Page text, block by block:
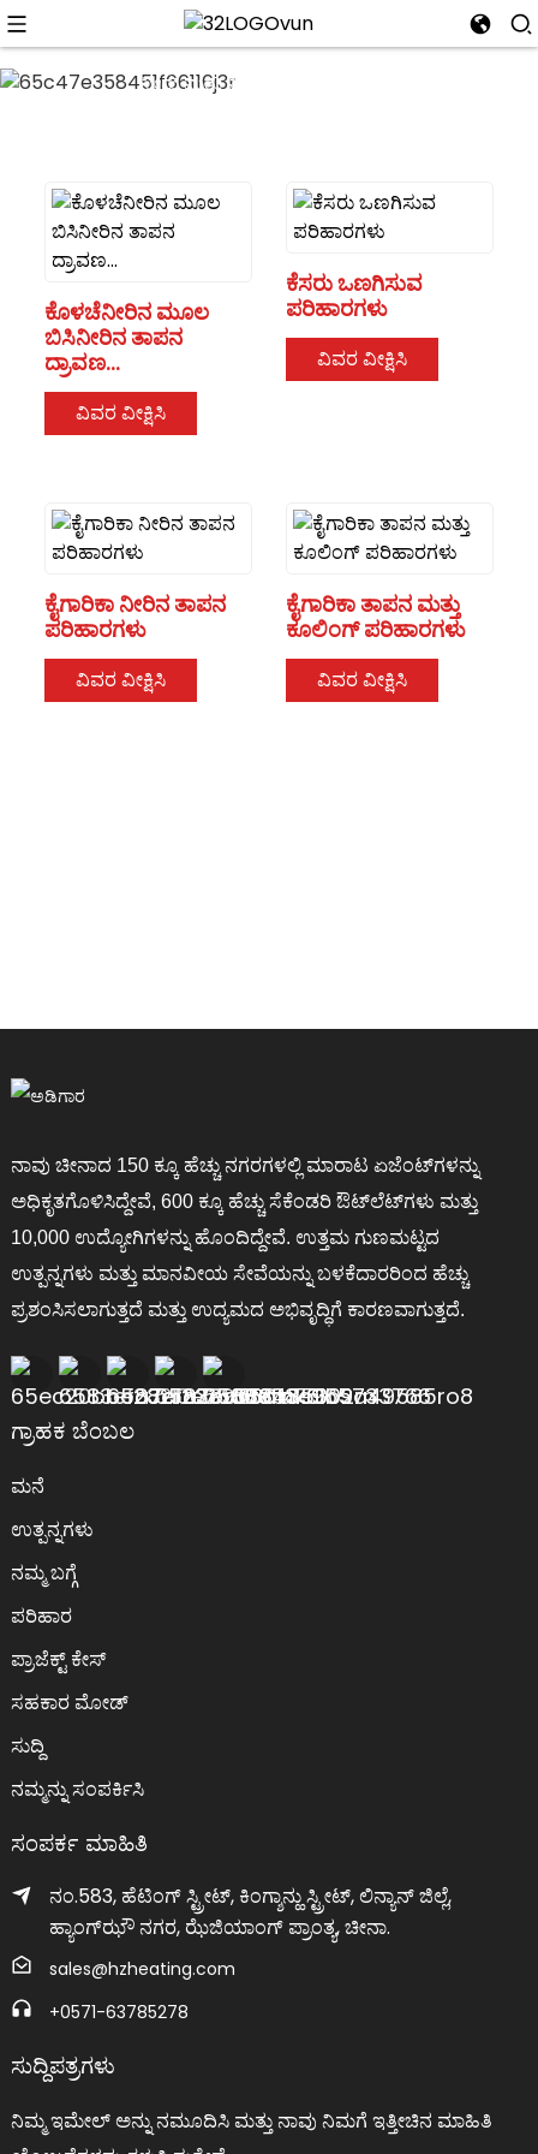
ತಂಪಾಗಿಸುವಿಕೆ, ತಾಪನ, ಬಿಸಿನೀರಿನ
ಏಕೀಕರಣ; -35 ° C ಸಮರ್ಥ ತಾಪನ;
ನೀರು ಮತ್ತು ವಿದ್ಯುತ್ ಪ್ರತ್ಯೇಕತೆ; ನೀರಿನ
-35C-48°C ವ್ಯಾಪಕ ಕಾರ್ಯ ವ್ಯಾಪ್ತಿ
ಕೊಳಚೆನೀರಿನ ಮೂಲ
ಬಿಸಿನೀರಿನ ತಾಪನ
ದ್ರಾವಣ...
ವಿವರ ವೀಕ್ಷಿಸಿ
ಕೆಸರು ಒಣಗಿಸುವ
ಪರಿಹಾರಗಳು
ವಿವರ ವೀಕ್ಷಿಸಿ
ಕೈಗಾರಿಕಾ ನೀರಿನ ತಾಪನ
ಪರಿಹಾರಗಳು
ವಿವರ ವೀಕ್ಷಿಸಿ
ಕೈಗಾರಿಕಾ ತಾಪನ ಮತ್ತು
ಕೂಲಿಂಗ್ ಪರಿಹಾರಗಳು
ವಿವರ ವೀಕ್ಷಿಸಿ
ನಾವು ಚೀನಾದ 150 ಕ್ಕೂ ಹೆಚ್ಚು ನಗರಗಳಲ್ಲಿ ಮಾರಾಟ ಏಜೆಂಟ್‌ಗಳನ್ನು
ಅಧಿಕೃತಗೊಳಿಸಿದ್ದೇವೆ, 600 ಕ್ಕೂ ಹೆಚ್ಚು ಸೆಕೆಂಡರಿ ಔಟ್‌ಲೆಟ್‌ಗಳು ಮತ್ತು
10,000 ಉದ್ಯೋಗಿಗಳನ್ನು ಹೊಂದಿದ್ದೇವೆ. ಉತ್ತಮ ಗುಣಮಟ್ಟದ
ಉತ್ಪನ್ನಗಳು ಮತ್ತು ಮಾನವೀಯ ಸೇವೆಯನ್ನು ಬಳಕೆದಾರರಿಂದ ಹೆಚ್ಚು
ಪ್ರಶಂಸಿಸಲಾಗುತ್ತದೆ ಮತ್ತು ಉದ್ಯಮದ ಅಭಿವೃದ್ಧಿಗೆ ಕಾರಣವಾಗುತ್ತದೆ.
ಗ್ರಾಹಕ ಬೆಂಬಲ
ಮನೆ
ಉತ್ಪನ್ನಗಳು
ನಮ್ಮ ಬಗ್ಗೆ
ಪರಿಹಾರ
ಪ್ರಾಜೆಕ್ಟ್ ಕೇಸ್
ಸಹಕಾರ ಮೋಡ್
ಸುದ್ದಿ
ನಮ್ಮನ್ನು ಸಂಪರ್ಕಿಸಿ
ಸಂಪರ್ಕ ಮಾಹಿತಿ
ನಂ.583, ಹೆಟಿಂಗ್ ಸ್ಟ್ರೀಟ್, ಕಿಂಗ್ಶಾನ್ಹು ಸ್ಟ್ರೀಟ್, ಲಿನ್ಯಾನ್ ಜಿಲ್ಲೆ,
ಹ್ಯಾಂಗ್‌ಝೌ ನಗರ, ಝೆಜಿಯಾಂಗ್ ಪ್ರಾಂತ್ಯ, ಚೀನಾ.
sales@hzheating.com
+0571-63785278
ಸುದ್ದಿಪತ್ರಗಳು
ನಿಮ್ಮ ಇಮೇಲ್ ಅನ್ನು ನಮೂದಿಸಿ ಮತ್ತು ನಾವು ನಿಮಗೆ ಇತ್ತೀಚಿನ ಮಾಹಿತಿ